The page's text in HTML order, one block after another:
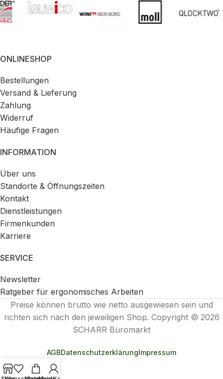
ONLINESHOP
Bestellungen
Versand & Lieferung
Zahlung
Widerruf
Häufige Fragen
INFORMATION
Über uns
Standorte & Öffnungszeiten
Kontakt
Dienstleistungen
Firmenkunden
Karriere
SERVICE
Newsletter
Ratgeber für ergonomisches Arbeiten
Preise können brutto wie netto ausgewiesen sein und
richten sich nach den jeweiligen Shop. Copyright © 2026
SCHARR Büromarkt
AGBDatenschutzerklärungImpressum